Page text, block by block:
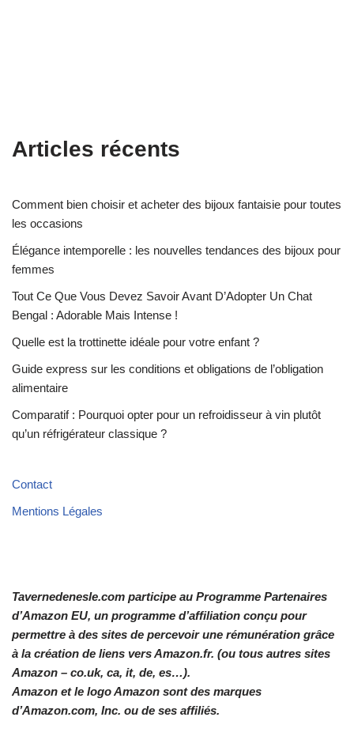
Articles récents
Comment bien choisir et acheter des bijoux fantaisie pour toutes
les occasions
Élégance intemporelle : les nouvelles tendances des bijoux pour
femmes
Tout Ce Que Vous Devez Savoir Avant D’Adopter Un Chat
Bengal : Adorable Mais Intense !
Quelle est la trottinette idéale pour votre enfant ?
Guide express sur les conditions et obligations de l’obligation
alimentaire
Comparatif : Pourquoi opter pour un refroidisseur à vin plutôt
qu’un réfrigérateur classique ?
Contact
Mentions Légales
Tavernedenesle.com participe au Programme Partenaires
d’Amazon EU, un programme d’affiliation conçu pour
permettre à des sites de percevoir une rémunération grâce
à la création de liens vers Amazon.fr. (ou tous autres sites
Amazon – co.uk, ca, it, de, es…).
Amazon et le logo Amazon sont des marques
d’Amazon.com, Inc. ou de ses affiliés.